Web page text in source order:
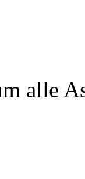
alle